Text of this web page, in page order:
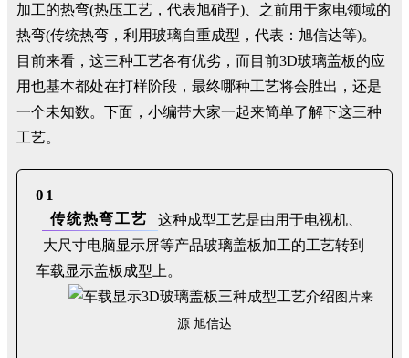
加工的热弯(热压工艺，代表旭硝子)、之前用于家电领域的
热弯(传统热弯，利用玻璃自重成型，代表：旭信达等)。
目前来看，这三种工艺各有优劣，而目前3D玻璃盖板的应
用也基本都处在打样阶段，最终哪种工艺将会胜出，还是
一个未知数。下面，小编带大家一起来简单了解下这三种
工艺。
01
传统热弯工艺
这种成型工艺是由用于电视机、
大尺寸电脑显示屏等产品玻璃盖板加工的工艺转到
车载显示盖板成型上。
图片来
源 旭信达